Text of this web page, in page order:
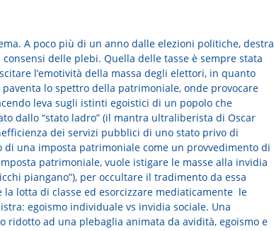
A poco più di un anno dalle elezioni politiche, destra
delle plebi. Quella delle tasse è sempre stata
l’emotività della massa degli elettori, in quanto
lo spettro della patrimoniale, onde provocare
leva sugli istinti egoistici di un popolo che
dallo “stato ladro” (il mantra ultraliberista di Oscar
dei servizi pubblici di uno stato privo di
una imposta patrimoniale come un provvedimento di
patrimoniale, vuole istigare le masse alla invidia
piangano”), per occultare il tradimento da essa
lotta di classe ed esorcizzare mediaticamente le
egoismo individuale vs invidia sociale. Una
ridotto ad una plebaglia animata da avidità, egoismo e